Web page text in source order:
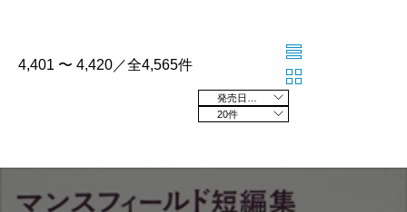
4,401 〜 4,420／全4,565件
20件